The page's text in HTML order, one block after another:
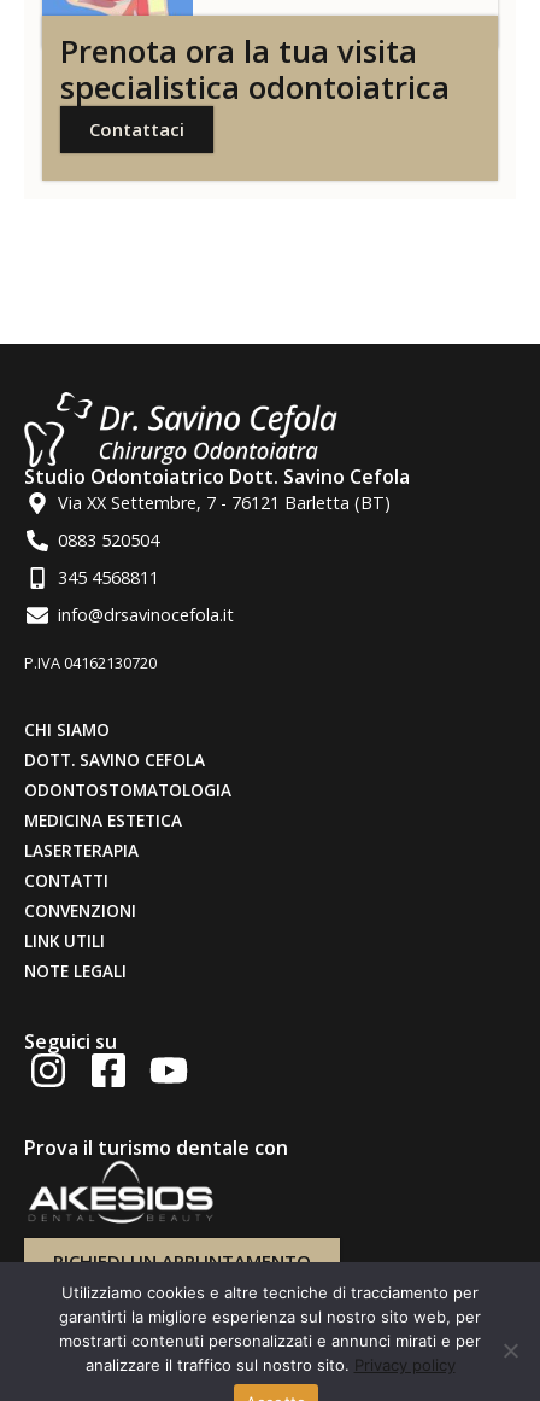
Prenota ora la tua visita
specialistica odontoiatrica
Contattaci
Studio Odontoiatrico Dott. Savino Cefola
Via XX Settembre, 7 - 76121 Barletta (BT)
0883 520504
345 4568811
info@drsavinocefola.it
P.IVA 04162130720
CHI SIAMO
DOTT. SAVINO CEFOLA
ODONTOSTOMATOLOGIA
MEDICINA ESTETICA
LASERTERAPIA
CONTATTI
CONVENZIONI
LINK UTILI
NOTE LEGALI
Seguici su
Prova il turismo dentale con
RICHIEDI UN APPUNTAMENTO
Utilizziamo cookies e altre tecniche di tracciamento per
garantirti la migliore esperienza sul nostro sito web, per
mostrarti contenuti personalizzati e annunci mirati e per
analizzare il traffico sul nostro sito. Privacy policy